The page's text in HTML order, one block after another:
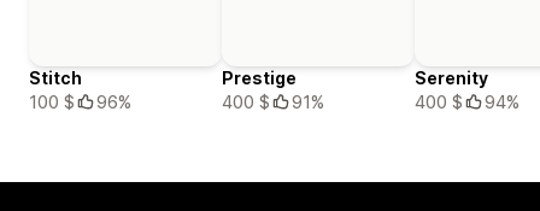
Stitch
100 $
96%
Prestige
400 $
91%
Serenity
400 $
94%